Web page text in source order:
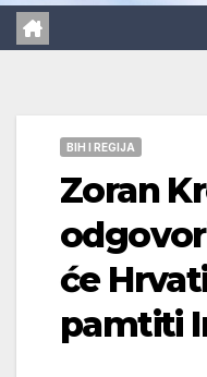
BIH I REGIJA
Zoran
će
pamtiti